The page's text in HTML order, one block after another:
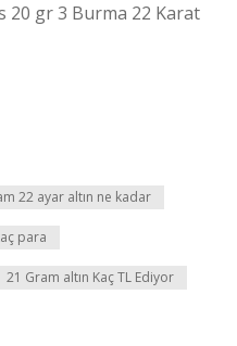
20 gr 3 Burma 22 Karat
22 ayar altın ne kadar
para
21 Gram altın Kaç TL Ediyor